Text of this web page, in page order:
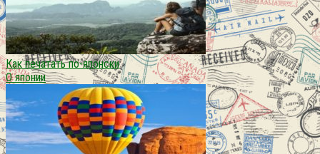
Как печатать по-японски
О японии